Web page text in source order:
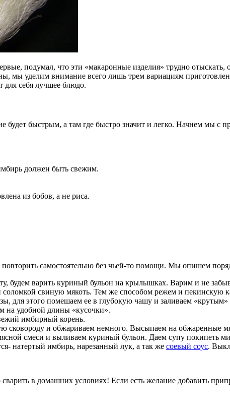
подумал, что эти «макаронные изделия» трудно
мы уделим внимание всего лишь трем вариациям
для себя лучшее блюдо.
будет быстрым, а там где быстро значит и легко. Начнем мы с
должен быть свежим.
из бобов, а не риса.
самостоятельно без чьей-то помощи. Мы опишем
будем варить куриный бульон на крылышках. Варим и не
соломкой свиную мякоть. Тем же способом режем и пекинскую
для этого помешаем ее в глубокую чашу и заливаем
на удобной длины «кусочки».
имбирный корень.
сковороду и обжариваем немного. Высыпаем на обжаренные
смеси и выливаем куриный бульон. Даем супу покипеть
натертый имбирь, нарезанный лук, а так же соевый соус.
в домашних условиях! Если есть желание добавить